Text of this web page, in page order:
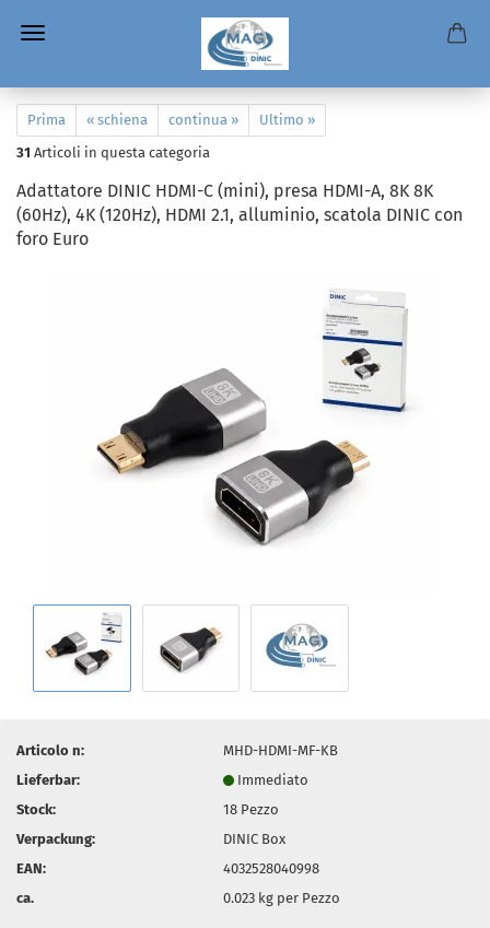
Prima « schiena continua »
Ultimo »
31 Articoli in questa categoria
Adattatore DINIC HDMI-C (mini), presa HDMI-A, 8K 8K
(60Hz), 4K (120Hz), HDMI 2.1, alluminio, scatola DINIC con
foro Euro
Articolo n:
MHD-HDMI-MF-KB
Lieferbar:
Immediato
Stock:
18 Pezzo
Verpackung:
DINIC Box
EAN:
4032528040998
ca.
0.023 kg per Pezzo